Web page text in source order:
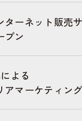
ターネット販売
プン
よる
アマーケティン